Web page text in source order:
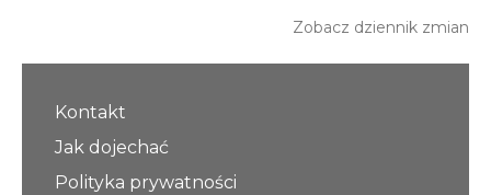
Zobacz dziennik zmian
Kontakt
Jak dojechać
Polityka prywatności